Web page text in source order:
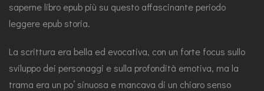
saperne libro epub più su questo affascinante periodo
leggere epub storia.
La scrittura era bella ed evocativa, con un forte focus sullo
sviluppo dei personaggi e sulla profondità emotiva, ma la
trama era un po’ sinuosa e mancava di un chiaro senso